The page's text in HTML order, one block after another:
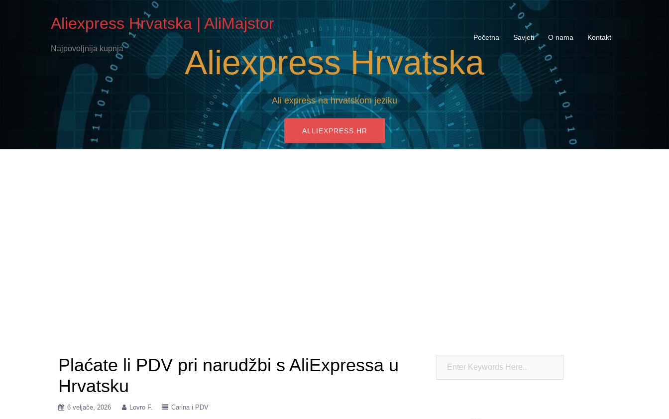
Aliexpress Hrvatska | AliMajstor
Najpovoljnija kupnja
Početna Savjeti O nama Kontakt
Aliexpress Hrvatska
Ali express na hrvatskom jeziku
ALLIEXPRESS.HR
Plaćate li PDV pri narudžbi s AliExpressa u
Hrvatsku
6 veljače, 2026 Lovro F. Carina i PDV